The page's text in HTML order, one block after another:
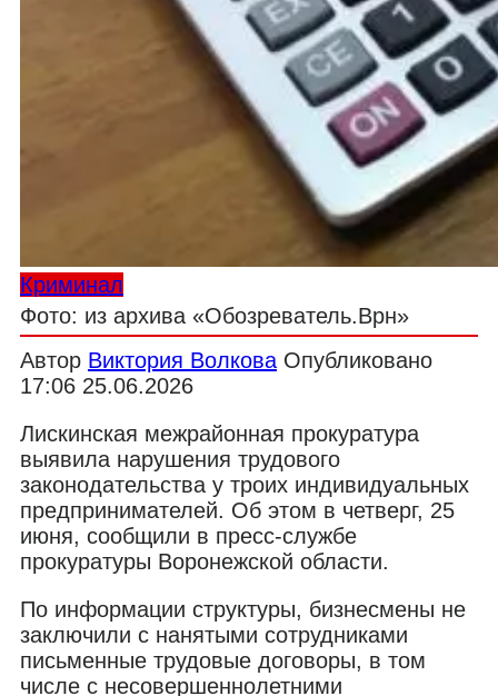
Криминал
Фото: из архива «Обозреватель.Врн»
Автор Виктория Волкова Опубликовано
17:06 25.06.2026
Лискинская межрайонная прокуратура
выявила нарушения трудового
законодательства у троих индивидуальных
предпринимателей. Об этом в четверг, 25
июня, сообщили в пресс-службе
прокуратуры Воронежской области.
По информации структуры, бизнесмены не
заключили с нанятыми сотрудниками
письменные трудовые договоры, в том
числе с несовершеннолетними